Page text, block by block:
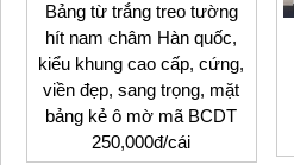
Bảng từ trắng treo tường
hít nam châm Hàn quốc,
kiểu khung cao cấp, cứng,
viền đẹp, sang trọng, mặt
bảng kẻ ô mờ mã BCDT
250,000đ/cái